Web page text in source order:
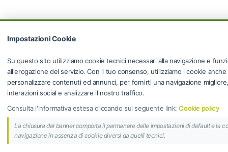
Impostazioni Cookie
Su questo sito utilizziamo cookie tecnici necessari alla navigazione e
all'erogazione del servizio. Con il tuo consenso, utilizziamo i cookie
personalizzare contenuti ed annunci, per fornirti una navigazione
interazioni social e analizzare il nostro traffico.
Consulta l'informativa estesa cliccando sul seguente link:Cookie policy
La chiusura del banner comporta il permanere delle impostazioni di default e la
navigazione in assenza di cookie diversi da quelli tecnici.